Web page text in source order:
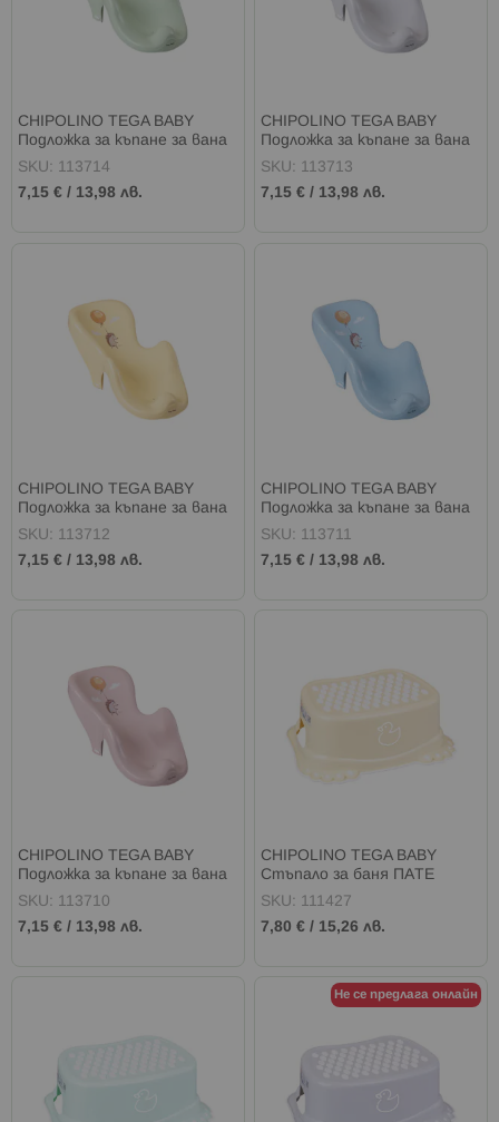
CHIPOLINO TEGA BABY
Подложка за къпане за вана
ГОРСКА ПРИКАЗКА ЗЕЛЕНА
SKU: 113714
7,15 € / 13,98 лв.
CHIPOLINO TEGA BABY
Подложка за къпане за вана
ГОРСКА ПРИКАЗКА БЕЖОВ
SKU: 113713
7,15 € / 13,98 лв.
CHIPOLINO TEGA BABY
Подложка за къпане за вана
ГОРСКА ПРИКАЗКА ЖЪЛТА
SKU: 113712
7,15 € / 13,98 лв.
CHIPOLINO TEGA BABY
Подложка за къпане за вана
ГОРСКА ПРИКАЗКА СИНЯ
SKU: 113711
7,15 € / 13,98 лв.
CHIPOLINO TEGA BABY
Подложка за къпане за вана
ГОРСКА ПРИКАЗКА РОЗОВА
SKU: 113710
7,15 € / 13,98 лв.
CHIPOLINO TEGA BABY
Стъпало за баня ПАТЕ
ЖЪЛТ
SKU: 111427
7,80 € / 15,26 лв.
Не се предлага онлайн